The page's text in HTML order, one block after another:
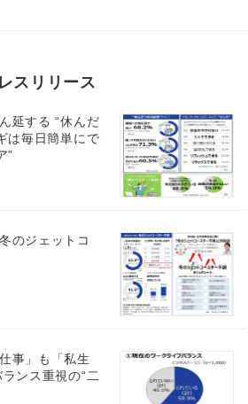
スリリース
延する “休んだ
は毎日簡単にで
”
のジェットコ
事」も「私生
ンス重視の“二